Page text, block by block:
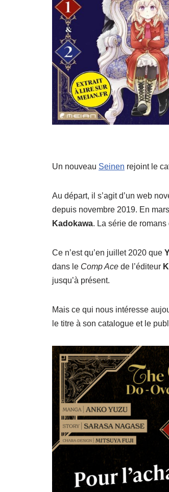
Un nouveau Seinen rejoint le
Au départ, il s’agit d’un web
depuis novembre 2019. En
Kadokawa. La série de romans
Ce n’est qu’en juillet 2020 que
dans le Comp Ace de l’éditeur
jusqu’à présent.
Mais ce qui nous intéresse
le titre à son catalogue et le